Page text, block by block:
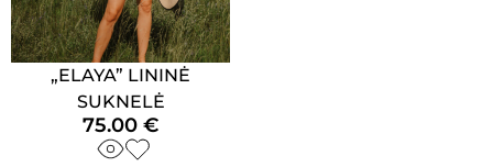
„ELAYA” LININĖ
SUKNELĖ
75.00 €